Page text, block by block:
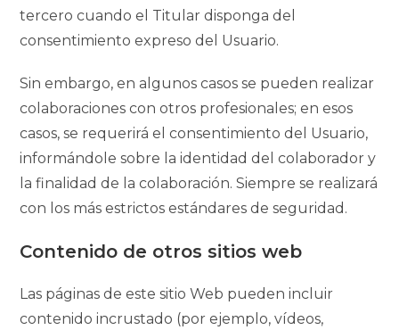
tercero cuando el Titular disponga del
consentimiento expreso del Usuario.
Sin embargo, en algunos casos se pueden realizar
colaboraciones con otros profesionales; en esos
casos, se requerirá el consentimiento del Usuario,
informándole sobre la identidad del colaborador y
la finalidad de la colaboración. Siempre se realizará
con los más estrictos estándares de seguridad.
Contenido de otros sitios web
Las páginas de este sitio Web pueden incluir
contenido incrustado (por ejemplo, vídeos,